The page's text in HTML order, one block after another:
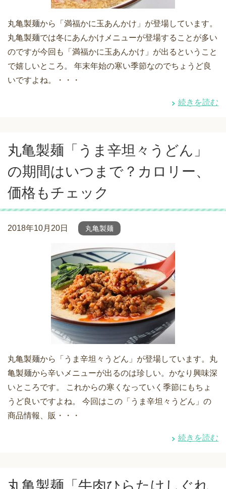
丸亀製麺から「満福かに玉あんかけ」が登場しています。
丸亀製麺では冬にあんかけメニューが登場することが多い
のですが今回も「満福かに玉あんかけ」が出るということ
で嬉しいところ。 年末年始の寒い季節なのでちょうど良
いですよね。・・・
続きを読む
丸亀製麺「うま辛坦々うどん」
の期間はいつまで？カロリー、
価格もチェック
2018年10月20日 丸亀製麺
丸亀製麺から「うま辛坦々うどん」が登場しています。丸
亀製麺から辛いメニューが出るのは珍しい。かなり興味深
いところです。 これからの寒くなっていく季節にもちょ
うど良いですよね。 今回はこの「うま辛坦々うどん」の
商品情報、販・・・
続きを読む
丸亀製麺「牛肉ひらたけしぐれ